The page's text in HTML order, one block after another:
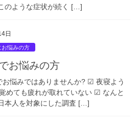
のような症状が続く […]
日
お悩みの方
お悩みの方
お悩みではありませんか? ☑︎ 夜寝よう
めても疲れが取れていない ☑︎ なんと
本人を対象にした調査 […]